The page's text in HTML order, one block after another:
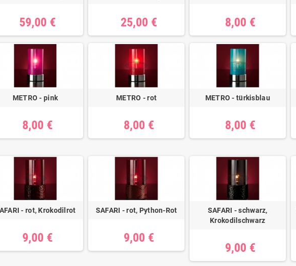
59,00 € 25,00 € 8,00 €
METRO - pink
8,00 €
METRO - rot
8,00 €
METRO - türkisblau
8,00 €
- rot, Krokodilrot
9,00 €
SAFARI - rot, Python-Rot
9,00 €
SAFARI - schwarz,
Krokodilschwarz
9,00 €